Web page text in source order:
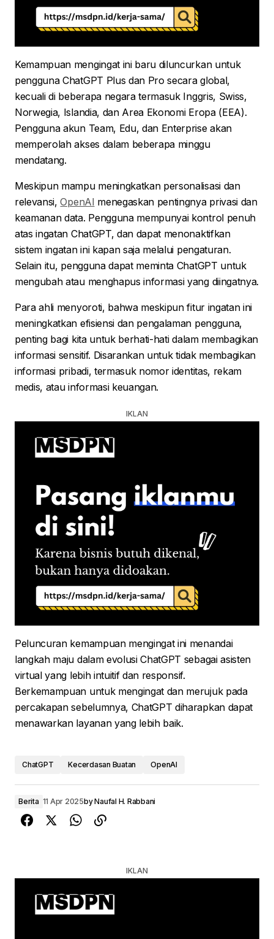
Kemampuan mengingat ini baru diluncurkan untuk
pengguna ChatGPT Plus dan Pro secara global,
kecuali di beberapa negara termasuk Inggris, Swiss,
Norwegia, Islandia, dan Area Ekonomi Eropa (EEA).
Pengguna akun Team, Edu, dan Enterprise akan
memperolah akses dalam beberapa minggu
mendatang.
Meskipun mampu meningkatkan personalisasi dan
relevansi,OpenAI menegaskan pentingnya privasi dan
keamanan data. Pengguna mempunyai kontrol penuh
atas ingatan ChatGPT, dan dapat menonaktifkan
sistem ingatan ini kapan saja melalui pengaturan.
Selain itu, pengguna dapat meminta ChatGPT untuk
mengubah atau menghapus informasi yang diingatnya.
Para ahli menyoroti, bahwa meskipun fitur ingatan ini
meningkatkan efisiensi dan pengalaman pengguna,
penting bagi kita untuk berhati-hati dalam membagikan
informasi sensitif. Disarankan untuk tidak membagikan
informasi pribadi, termasuk nomor identitas, rekam
medis, atau informasi keuangan.
Peluncuran kemampuan mengingat ini menandai
langkah maju dalam evolusi ChatGPT sebagai asisten
virtual yang lebih intuitif dan responsif.
Berkemampuan untuk mengingat dan merujuk pada
percakapan sebelumnya, ChatGPT diharapkan dapat
menawarkan layanan yang lebih baik.
ChatGPT Kecerdasan Buatan OpenAI
Berita 11 Apr 2025byNaufal H. Rabbani